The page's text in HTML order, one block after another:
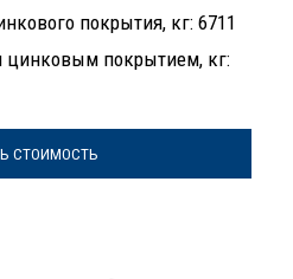
покрытия, кг: 6711
цинковым покрытием, кг:
СТОИМОСТЬ